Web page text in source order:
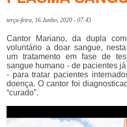
terça-feira, 16 Junho, 2020 - 07:45
Cantor Mariano, da dupla
voluntário a doar sangue,
um tratamento em fase de
sangue humano - de pacientes
- para tratar pacientes
doença. O cantor foi
“curado”.